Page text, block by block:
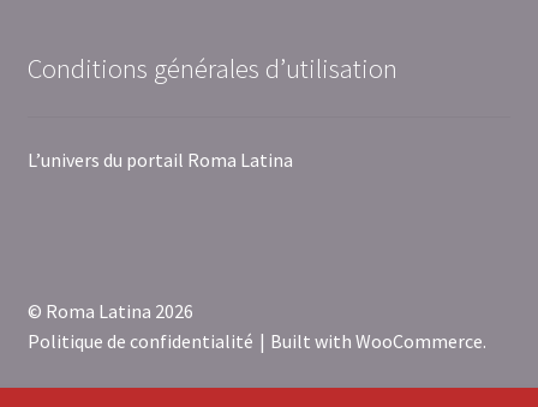
Conditions générales d’utilisation
L’univers du portail Roma Latina
© Roma Latina 2026
Politique de confidentialité
Built with WooCommerce.